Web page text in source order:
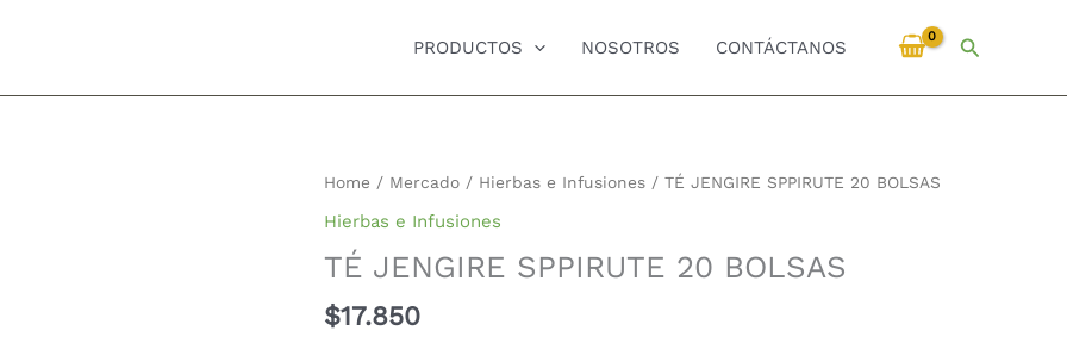
PRODUCTOS NOSOTROS CONTÁCTANOS Buscar
Home / Mercado / Hierbas e Infusiones / TÉ JENGIRE SPPIRUTE 20 BOLSAS
Hierbas e Infusiones
TÉ JENGIRE SPPIRUTE 20 BOLSAS
$17.850
TÉ
JENGIRE
20
quantity